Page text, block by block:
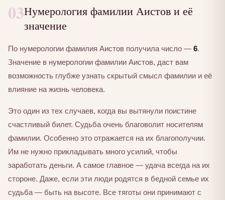
03Нумерология фамилии Аистов и её
значение
По нумерологии фамилия Аистов получила число — 6.
Значение в нумерологии фамилии Аистов, даст вам
возможность глубже узнать скрытый смысл фамилии и её
влияние на жизнь человека.
Это один из тех случаев, когда вы вытянули поистине
счастливый билет. Судьба очень благоволит носителям
фамилии. Особенно это отражается на их благополучии.
Им не нужно прикладывать много усилий, чтобы
заработать деньги. А самое главное — удача всегда на их
стороне. Даже, если эти люди родятся в бедной семье их
судьба — быть на высоте. Все тяготы они принимают с